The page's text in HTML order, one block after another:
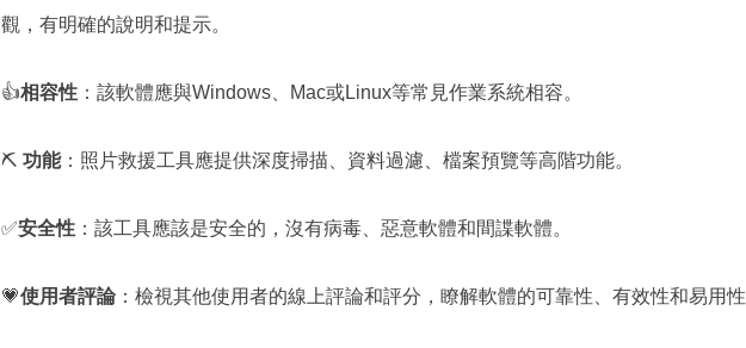
觀，有明確的說明和提示。
👍相容性 ：該軟體應與Windows、Mac或Linux等常見作業系統相容。
⛏ 功能：照片救援工具應提供深度掃描、資料過濾、檔案預覽等高階功能。
✅安全性 ：該工具應該是安全的，沒有病毒、惡意軟體和間諜軟體。
💗使用者評論：檢視其他使用者的線上評論和評分，瞭解軟體的可靠性、有效性和易用